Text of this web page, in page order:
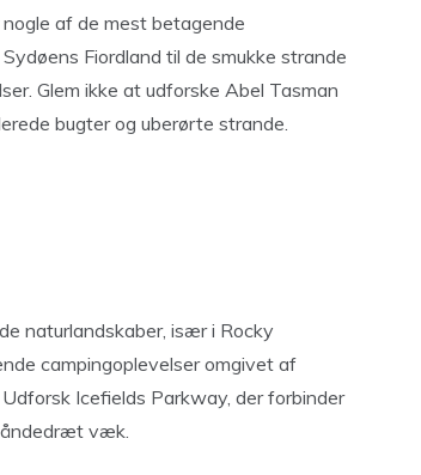
af de mest betagende
Fiordland til de smukke strande
Glem ikke at udforske Abel Tasman
bugter og uberørte strande.
naturlandskaber, især i Rocky
campingoplevelser omgivet af
Icefields Parkway, der forbinder
åndedræt væk.